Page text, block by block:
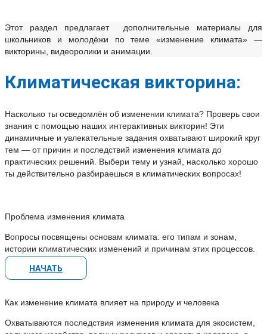
Этот раздел предлагает дополнительные материалы для
школьников и молодёжи по теме «изменение климата» —
викторины, видеоролики и анимации.
Климатическая викторина:
Насколько ты осведомлён об изменении климата? Проверь свои
знания с помощью наших интерактивных викторин! Эти
динамичные и увлекательные задания охватывают широкий круг
тем — от причин и последствий изменения климата до
практических решений. Выбери тему и узнай, насколько хорошо
ты действительно разбираешься в климатических вопросах!
Проблема изменения климата
Вопросы посвящены основам климата: его типам и зонам,
истории климатических изменений и причинам этих процессов.
НАЧАТЬ
Как изменение климата влияет на природу и человека
Охватываются последствия изменения климата для экосистем,